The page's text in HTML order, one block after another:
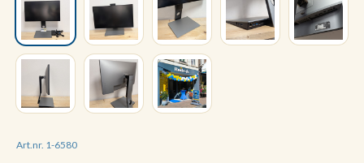
Art.nr. 1-6580